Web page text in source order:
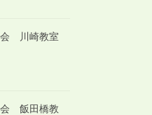
会 川崎教室
会 飯田橋教